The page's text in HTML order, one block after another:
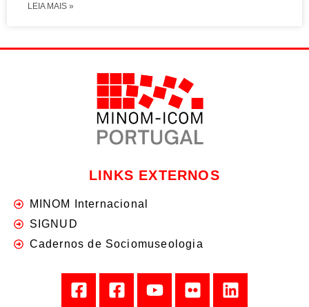
LEIA MAIS »
LINKS EXTERNOS
MINOM Internacional
SIGNUD
Cadernos de Sociomuseologia